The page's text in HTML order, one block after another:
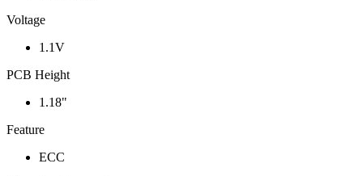
Voltage
1.1V
PCB Height
1.18"
Feature
ECC